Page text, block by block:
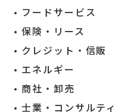
フードサービス
保険・リース
クレジット・信販
エネルギー
商社・卸売
士業・コンサルテ